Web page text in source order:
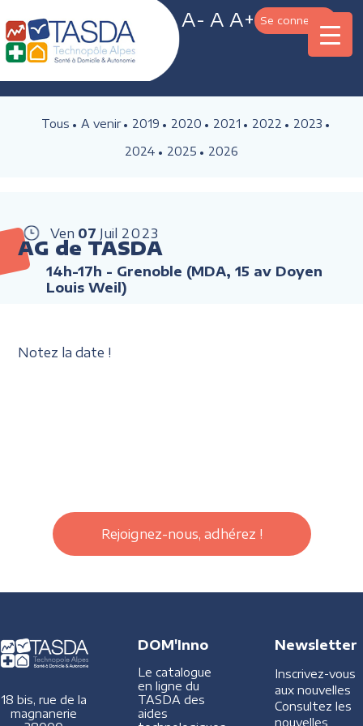
A- A A+ Se connecter
Tous A venir 2019 2020 2021 2022
2023
2024
2025 2026
Ven 07 Juil 2023
AG de TASDA
14h-17h - Grenoble (MDA, 15 av Doyen
Louis Weil)
Notez la date !
Rejoignez-nous, adhérez !
18 bis, rue de la
magnanerie
DOM'Inno
Le catalogue
en ligne du
TASDA des
aides
Newsletter
Inscrivez-vous
aux nouvelles
Consultez les
nouvelles